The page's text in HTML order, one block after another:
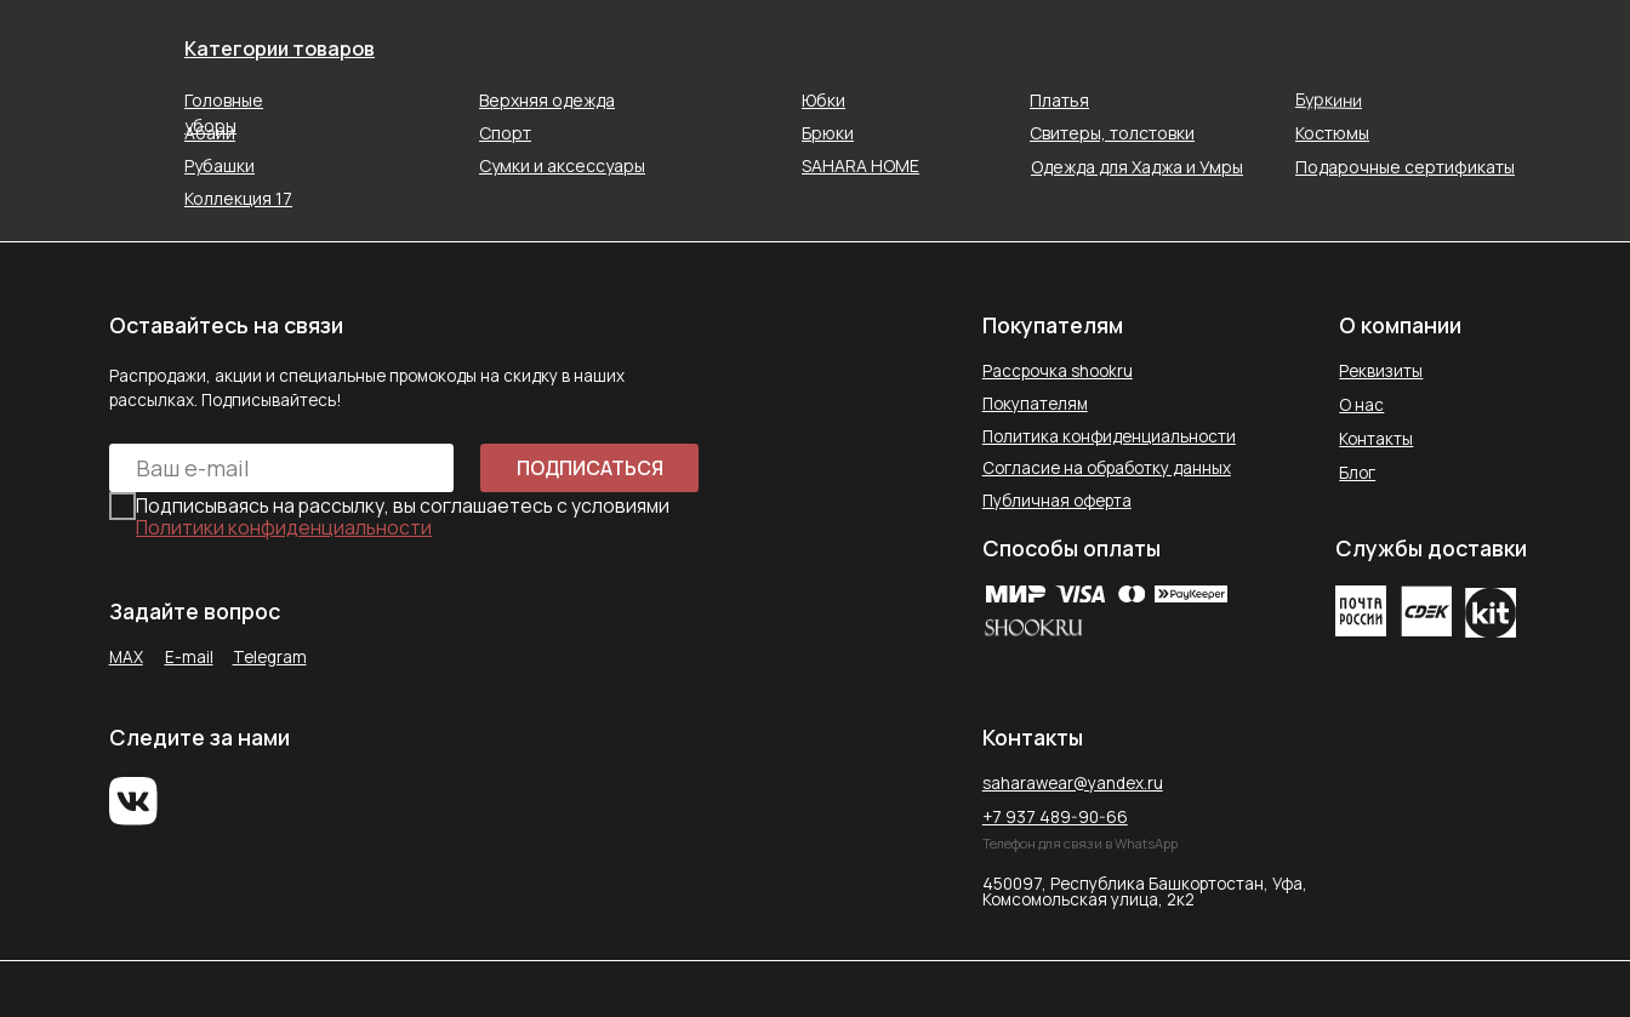
Категории товаров
Головные
уборы
Абайи
Рубашки
Коллекция 17
Спорт
Верхняя одежда
Сумки и аксессуары
Юбки
Брюки
SAHARA HOME
Платья
Свитеры, толстовки
Буркини
Костюмы
Подарочные сертификаты
Одежда для Хаджа и Умры
Оставайтесь на связи
Распродажи, акции и специальные промокоды на скидку в наших
рассылках. Подписывайтесь!
Подписываясь на рассылку, вы соглашаетесь с условиями
ПОДПИСАТЬСЯ
Политика конфиденциальности
Согласие на обработку данных
Блог
450097, Республика Башкортостан, Уфа,
Комсомольская улица, 2к2
Телефон для связи в WhatsApp
+7 937 489-90-66
saharawear@yandex.ru
Службы доставки
Способы оплаты
Следите за нами